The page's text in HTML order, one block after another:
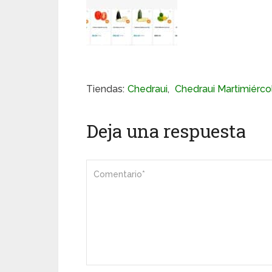
Tiendas: Chedraui, Chedraui
Deja una respuesta